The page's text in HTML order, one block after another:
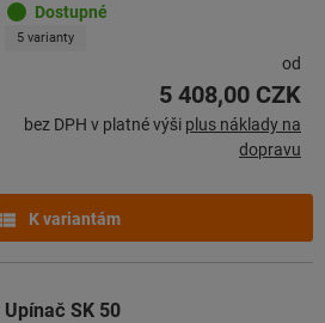
Dostupné
5 varianty
od
5 408,00 CZK
bez DPH v platné výši plus náklady na
dopravu
K variantám
Upínač SK 50